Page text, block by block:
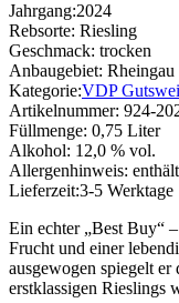
Jahrgang:2024
Rebsorte: Riesling
Geschmack: trocken
Anbaugebiet: Rheingau
Kategorie:VDP
Artikelnummer: 924-
Füllmenge: 0,75 Liter
Alkohol: 12,0 % vol.
Allergenhinweis:
Lieferzeit:3-5 Werktage
Ein echter „Best Buy“
Frucht und einer
ausgewogen spiegelt er
erstklassigen Rieslings